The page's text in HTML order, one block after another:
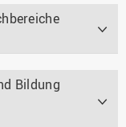
/ Jugendarbeit /
Bildung